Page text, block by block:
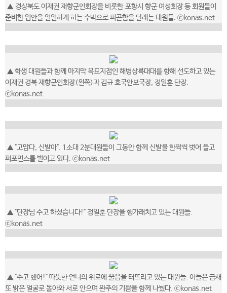
▲ 경상북도 이재권 재향군인회장을 비롯한 포항시 향군 여성회장 등 회원들이
준비한 입안을 얼얼하게 하는 수박으로 피곤함을 달래는 대원들. ⓒkonas.net
▲ 학생 대원들과 함께 마지막 목표지점인 해병상륙대대를 향해 선도하고 있는
이재권 경북 재향군인회장(왼쪽)과 김규 호국안보국장, 정일훈 단장.
ⓒkonas.net
▲ "고맙다, 신발아". 1소대 2분대원들이 그동안 함께 신발을 한짝씩 벗어 들고
퍼포먼스를 벌이고 있다. ⓒkonas.net
▲ "단장님 수고 하셨습니다!" 정일훈 단장을 행가래치고 있는 대원들.
ⓒkonas.net
▲ "수고 했어!" 따뜻한 언니의 위로에 울음을 터뜨리고 있는 대원들. 이들은 금새
또 밝은 얼굴로 돌아와 서로 안으며 완주의 기쁨을 함께 나눴다. ⓒkonas.net